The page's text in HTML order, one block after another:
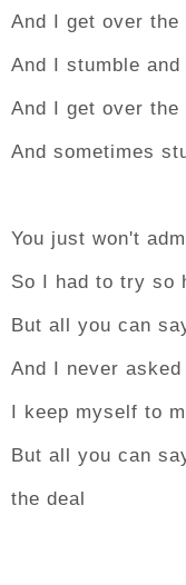
And I get over the
And I stumble and
And I get over the
And sometimes
You just won't
So I had to try so
But all you can
And I never
I keep myself to
But all you can
the deal